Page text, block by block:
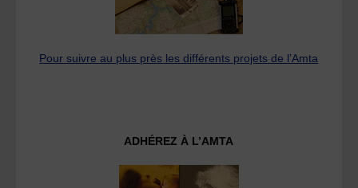
Pour suivre au plus près les différents projets de l’Amta
ADHÉREZ À L’AMTA